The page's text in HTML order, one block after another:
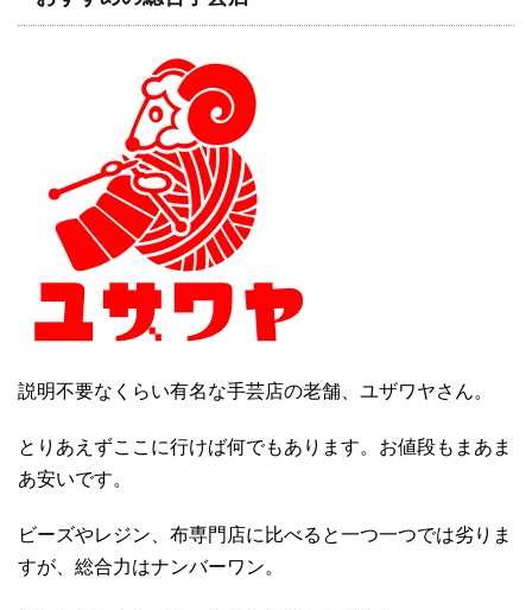
説明不要なくらい有名な手芸店の老舗、ユザワヤさん。
とりあえずここに行けば何でもあります。お値段もまあま
あ安いです。
ビーズやレジン、布専門店に比べると一つ一つでは劣りま
すが、総合力はナンバーワン。